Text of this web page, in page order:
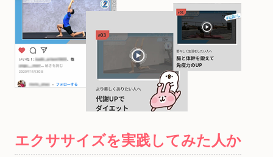
エクササイズを実践してみた人か